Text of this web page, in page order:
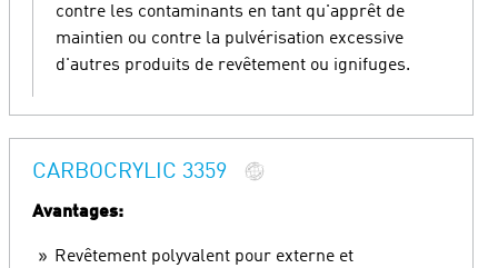
contre les contaminants en tant qu'apprêt de
maintien ou contre la pulvérisation excessive
d'autres produits de revêtement ou ignifuges.
CARBOCRYLIC 3359
Avantages:
Revêtement polyvalent pour externe et